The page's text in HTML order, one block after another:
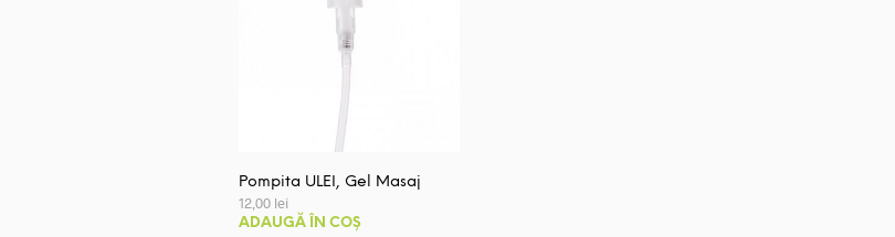
Pompita ULEI, Gel Masaj
12,00 lei
ADAUGĂ ÎN COȘ